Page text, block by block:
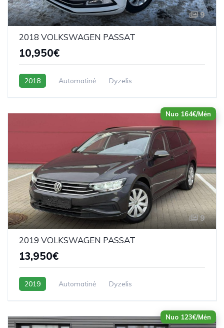
9
2018 VOLKSWAGEN PASSAT
10,950€
2018 Automatinė Dyzelis
Nuo 164€/Mėn
9
2019 VOLKSWAGEN PASSAT
13,950€
2019 Automatinė Dyzelis
Nuo 123€/Mėn